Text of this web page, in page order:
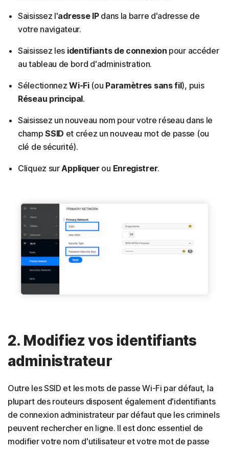
Saisissez l'adresse IPdans la barre d'adresse de
votre navigateur.
Saisissez les identifiants de connexion pour accéder
au tableau de bord d'administration.
SélectionnezWi-Fi(ou Paramètres sans fil), puis
Réseau principal.
Saisissez un nouveau nom pour votre réseau dans le
champSSID et créez un nouveau mot de passe (ou
clé de sécurité).
Cliquez sur Appliquerou Enregistrer.
2. Modifiez vos identifiants
administrateur
Outre les SSID et les mots de passe Wi-Fi par défaut, la
plupart des routeurs disposent également d'identifiants
de connexion administrateur par défaut que les criminels
peuvent rechercher en ligne. Il est donc essentiel de
modifier votre nom d'utilisateur et votre mot de passe